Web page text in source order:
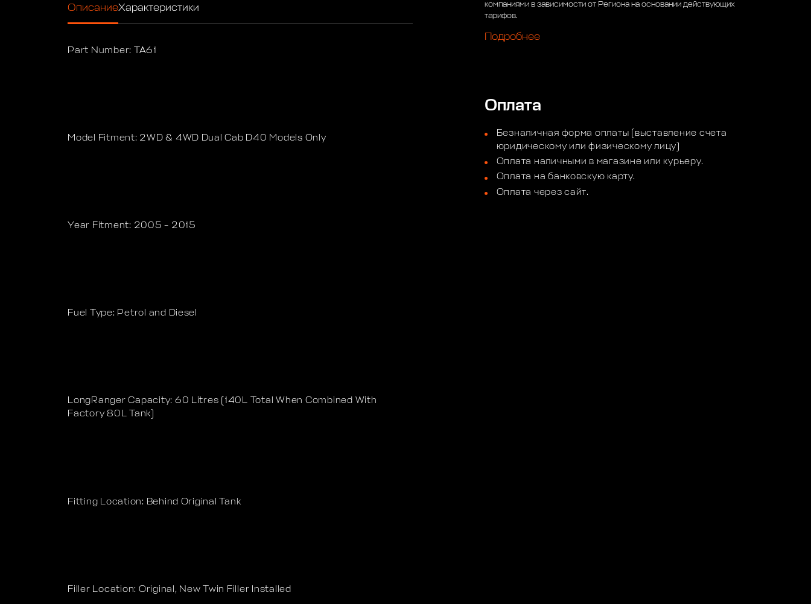
ОписаниеХарактеристики
Part Number: TA61
Model Fitment: 2WD & 4WD Dual Cab D40 Models Only
Year Fitment: 2005 – 2015
Fuel Type: Petrol and Diesel
LongRanger Capacity: 60 Litres (140L Total When Combined With
Factory 80L Tank)
Fitting Location: Behind Original Tank
Filler Location: Original, New Twin Filler Installed
компаниями в зависимости от Региона на основании действующих
тарифов.
Подробнее
Оплата
Безналичная форма оплаты (выставление счета
юридическому или физическому лицу)
Оплата наличными в магазине или курьеру.
Оплата на банковскую карту.
Оплата через сайт.